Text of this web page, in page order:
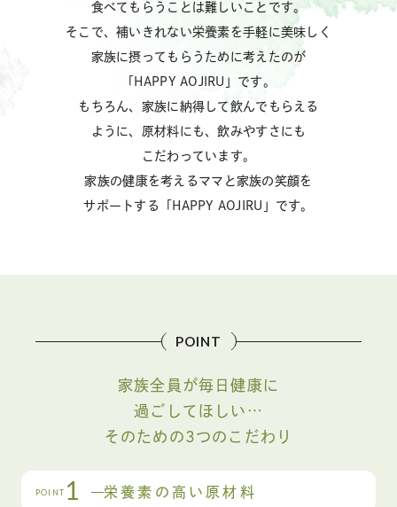
食べてもらうことは難しいことです。
そこで、補いきれない栄養素を手軽に美味しく
家族に摂ってもらうために考えたのが
「HAPPY AOJIRU」です。
もちろん、家族に納得して飲んでもらえる
ように、原材料にも、飲みやすさにも
こだわっています。
家族の健康を考えるママと家族の笑顔を
サポートする「HAPPY AOJIRU」です。
POINT
家族全員が毎日健康に
過ごしてほしい…
そのための3つのこだわり
POINT 1 栄養素の高い原材料